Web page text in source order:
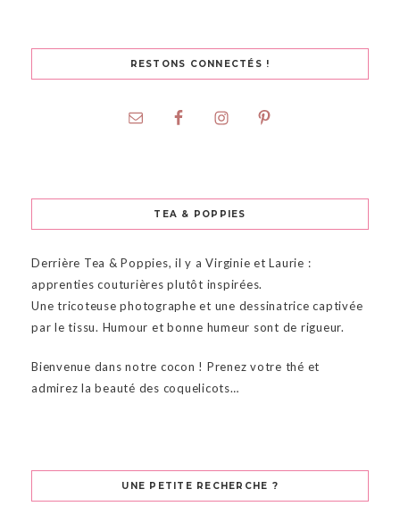
RESTONS CONNECTÉS !
TEA & POPPIES
Derrière Tea & Poppies, il y a Virginie et Laurie :
apprenties couturières plutôt inspirées.
Une tricoteuse photographe et une dessinatrice captivée
par le tissu. Humour et bonne humeur sont de rigueur.
Bienvenue dans notre cocon ! Prenez votre thé et
admirez la beauté des coquelicots…
UNE PETITE RECHERCHE ?